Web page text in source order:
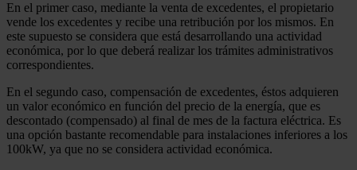
En el primer caso, mediante la venta de excedentes, el propietario
vende los excedentes y recibe una retribución por los mismos. En
este supuesto se considera que está desarrollando una actividad
económica, por lo que deberá realizar los trámites administrativos
correspondientes.
En el segundo caso, compensación de excedentes, éstos adquieren
un valor económico en función del precio de la energía, que es
descontado (compensado) al final de mes de la factura eléctrica. Es
una opción bastante recomendable para instalaciones inferiores a los
100kW, ya que no se considera actividad económica.